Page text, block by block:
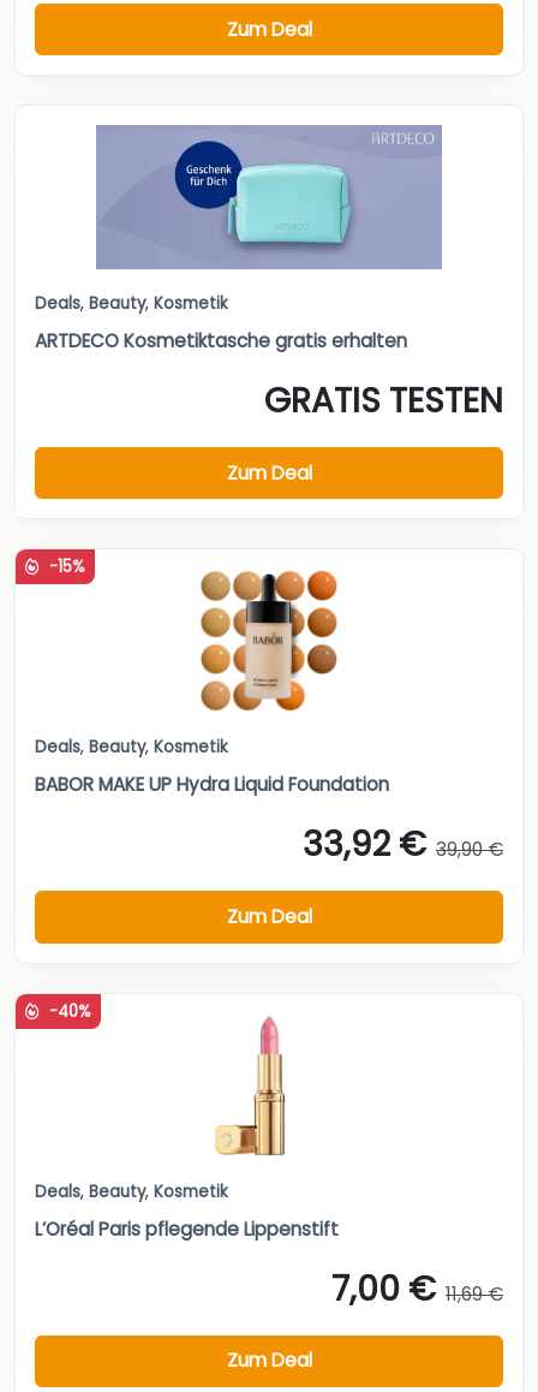
Zum Deal
Deals, Beauty, Kosmetik
ARTDECO Kosmetiktasche gratis erhalten
GRATIS TESTEN
Zum Deal
-15%
Deals, Beauty, Kosmetik
BABOR MAKE UP Hydra Liquid Foundation
33,92 € 39,90 €
Zum Deal
-40%
Deals, Beauty, Kosmetik
L’Oréal Paris pflegende Lippenstift
7,00 € 11,69 €
Zum Deal